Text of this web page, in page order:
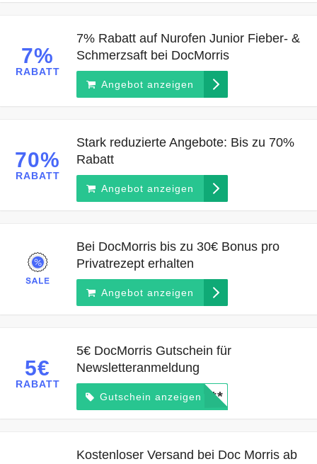
7%
RABATT
7% Rabatt auf Nurofen Junior Fieber- &
Schmerzsaft bei DocMorris
Angebot anzeigen
70%
RABATT
Stark reduzierte Angebote: Bis zu 70%
Rabatt
Angebot anzeigen
Bei DocMorris bis zu 30€ Bonus pro
Privatrezept erhalten
Angebot anzeigen
5€
RABATT
5€ DocMorris Gutschein für
Newsletteranmeldung
Gutschein anzeigen*****
Kostenloser Versand bei Doc Morris ab